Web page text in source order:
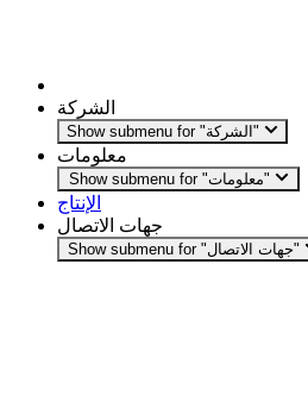
الشركة
Show submenu for "الشركة"
معلومات
Show submenu for "معلومات"
الإنتاج
جهات الاتصال
Show submenu for "جهات الاتصال"